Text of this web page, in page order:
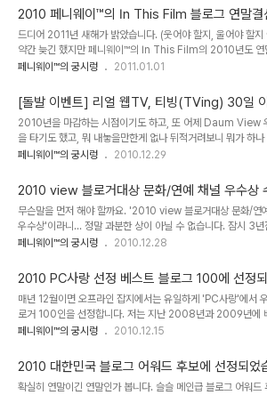
남아있는 블로그 행사가 거의 없어진 지금 무척 고무적인 일임
림없지요. 이번 행사는 미리부터 참석자들과의 꾸준한 사전조율
면서 진행에 만전을 기하는 모습이 역력했습니다. 행사장에 도
수상자들과 후보자들을 소개한 패널들이 전시되어 있더군요.
이름이 기재된 패널앞에서 한컷 찍어 봤습니다. 참석자는 지정
다음 뷰 서비스 기획 당당자인 여직원..
2010 페니웨이™의 In This Film 블로그 연말결
드디어 2011년 새해가 밝았습니다. (웃어야 할지, 울어야 할지
약간 늦긴 했지만 페니웨이™의 In This Film의 2010년도 연
을 정리해 올립니다. 1.발행 포스트 계산해보니 2010년에 발행
는 피크를 이루다가 6월부터 9월까지 내리막을 달렸는데, 곰곰
각해보니까 이때 제가 개인적으로 아주 힘든 시기인 것 같습니
++ 뭐 10월부터는 다시 정신차리고 그나마 좀 회복을 했군요.
분기별로 봐도 3분기가 최저치입니다. 올해는 이런 일이 없어
데 말이죠. ㅎㅎ 월별 글 수 2010년 1월 25 2010년 2월 18
페니웨이™의 궁시렁 2011.01.01
[돌발 이벤트] 리얼 웹TV, 티빙(TVing) 30일
을 드립니다 (완료)
2010년을 마감하는 시점이기도 하고, 또 어제 Daum View
을 타기도 했고, 뭐 내놓을만한게 없나 뒤적거려보니 뭐가 하나
하네요 ㅡㅡ;; 뭐 좀 더 제대로 된걸 올려야겠습니다만 여튼, 이
있는데 TVing이라고, 스마트폰에서 실시간 TV를 시청할 수 있
을 소개한 적이 있습니다. (리뷰 바로가기) 다 좋은데 한가지
유료 서비스라는 건데, 30일간 무료로 체험할 수 있는 쿠폰이
하나 방출합니다. 한달간 약 60여개 채널을 보실 수 있습니다.
스마트폰이 없이 웹으로 TVing을 이용하시는 분들도 등록 후
다. 영화 관련..
페니웨이™의 궁시렁 2010.12.29
2010 view 블로거대상 문화/연예 채널 우수상
에 대한 소감
무슨말을 먼저 해야 할까요. '2010 view 블로거대상 문화/연
우수상'이라니... 정말 과분한 상이 아닐 수 없습니다. 잠시 3년
돌아가 볼까요? 2007년 6월 23일, 처음 블로그를 개설했을
방문자수가 5,130,000명에 육박하고 있습니다. 아마 누군가
내 글을 읽는다는 자각이 없었다면 3년 이상이나 블로그를 운
한 동기부여는 그리 강하지 않았을 겁니다. 결국 지금의 나를
든건 순전히 방문자들 덕분이었던 거죠. 이 자리를 빌어 감사드
개인적으로 올 한해는 조금 힘든 시기였습니다. 자세한 것 까지
리라고 하죠. -..
페니웨이™의 궁시렁 2010.12.28
2010 PC사랑 선정 베스트 블로그 100에 선정
니다
매년 12월이면 오프라인 잡지에서는 유일하게 'PC사랑'에서
로거 100인을 선정합니다. 저는 지난 2008년과 2009년에
블로그 100에 선정되었었는데 어제 우연히 반디앤루니스 건대
가 진작에 PC사랑 선정 베스트 블로그의 명단을 정리해 올렸을
트위터나 페이스북의 영향 때문일까요? 올해는 아무도 관심을
는 듯 해요. ㅠㅠ 페니웨이™의 In This Film에 대한 올해의 코
페니웨이™의 궁시렁 2010.12.15
2010 대한민국 블로그 어워드 후보에 선정되었
다.
확실히 연말이긴 연말인가 봅니다. 슬슬 메인급 블로그 어워드